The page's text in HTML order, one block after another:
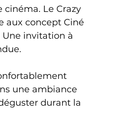
Le Crazy
aux concept Ciné
invitation à
une ambiance
durant la